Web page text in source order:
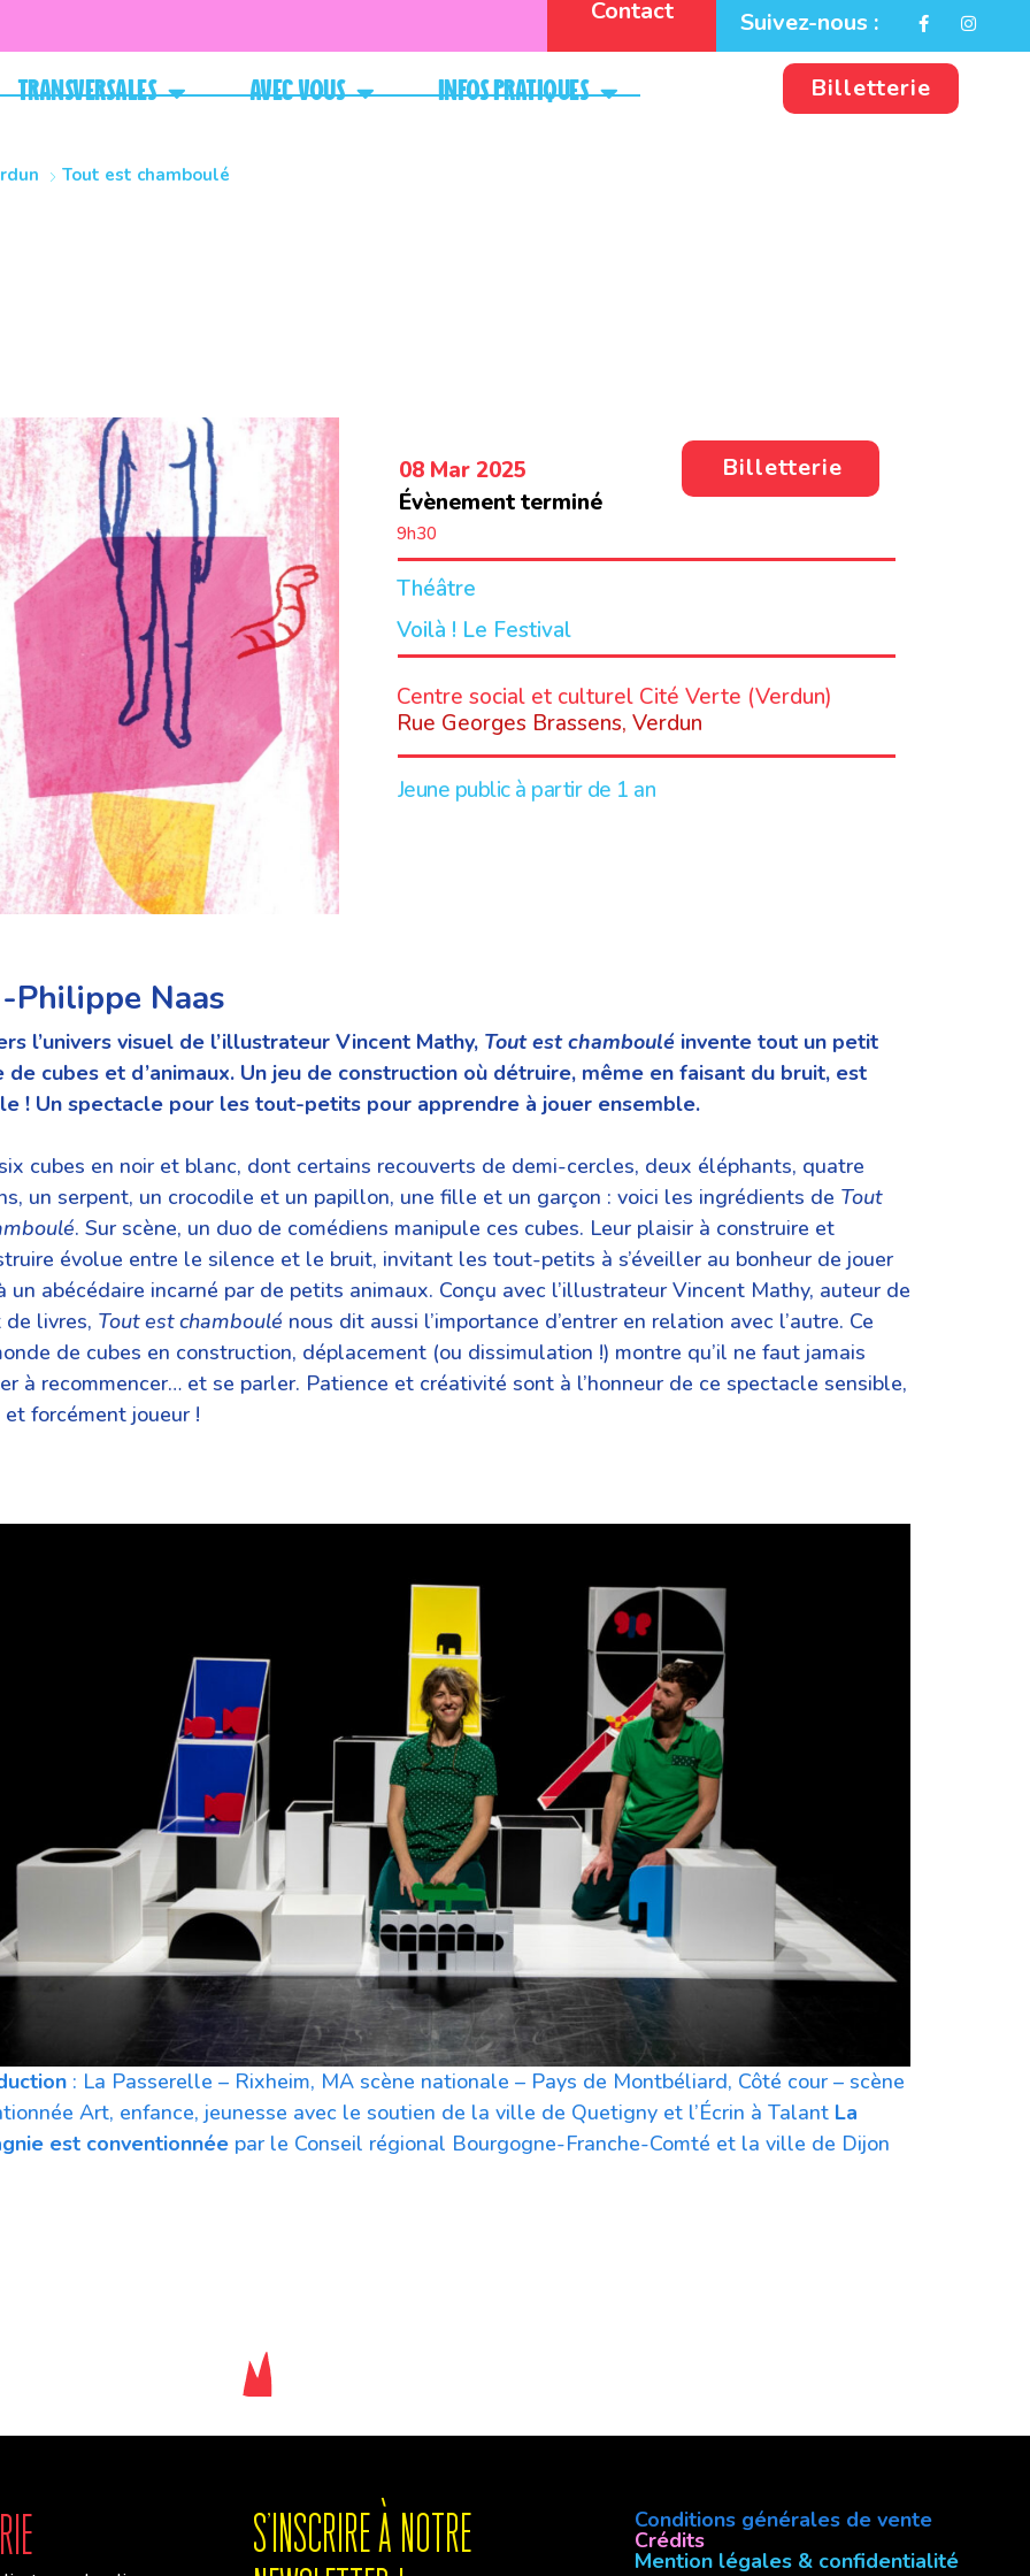
Contact Suivez-nous :
Transversales Avec vous Infos pratiques Billetterie
Tout est chamboulé
08 Mar 2025
Évènement terminé
Billetterie
9h30
Théâtre
Voilà ! Le Festival
LIEU
Centre social et culturel Cité Verte (Verdun)
Rue Georges Brassens, Verdun
Jeune public à partir de 1 an
Philippe Naas
l’univers visuel de l’illustrateur Vincent Mathy, Tout est chamboulé invente tout un petit
de cubes et d’animaux. Un jeu de construction où détruire, même en faisant du bruit, est
! Un spectacle pour les tout-petits pour apprendre à jouer ensemble.
cubes en noir et blanc, dont certains recouverts de demi-cercles, deux éléphants, quatre
un serpent, un crocodile et un papillon, une fille et un garçon : voici les ingrédients de Tout
. Sur scène, un duo de comédiens manipule ces cubes. Leur plaisir à construire et
évolue entre le silence et le bruit, invitant les tout-petits à s’éveiller au bonheur de jouer
un abécédaire incarné par de petits animaux. Conçu avec l’illustrateur Vincent Mathy, auteur de
livres, Tout est chamboulé nous dit aussi l’importance d’entrer en relation avec l’autre. Ce
de cubes en construction, déplacement (ou dissimulation !) montre qu’il ne faut jamais
à recommencer… et se parler. Patience et créativité sont à l’honneur de ce spectacle sensible,
forcément joueur !
: La Passerelle – Rixheim, MA scène nationale – Pays de Montbéliard, Côté cour – scène
Art, enfance, jeunesse avec le soutien de la ville de Quetigny et l’Écrin à Talant La
est conventionnée par le Conseil régional Bourgogne-Franche-Comté et la ville de Dijon
S'INSCRIre à notre
Conditions générales de vente
Crédits
Mention légales & confidentialité